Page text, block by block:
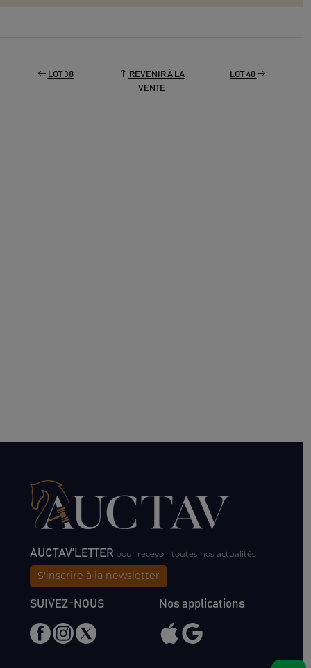
LOT 38
REVENIR À LA
VENTE
LOT 40
AUCTAV'LETTER pour recevoir toutes nos actualités
S'inscrire à la newsletter
SUIVEZ-NOUS Nos applications